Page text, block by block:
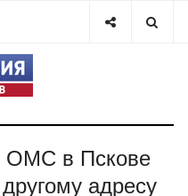
ОМС в Пскове
адресу